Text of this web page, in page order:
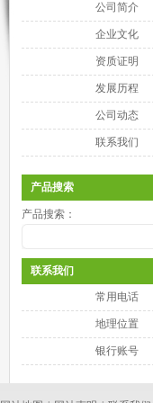
公司简介
企业文化
资质证明
发展历程
公司动态
联系我们
产品搜索
产品搜索：
联系我们
常用电话
地理位置
银行账号